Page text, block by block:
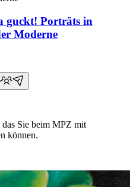
guckt! Porträts in
Moderne
Sie beim MPZ mit
können.